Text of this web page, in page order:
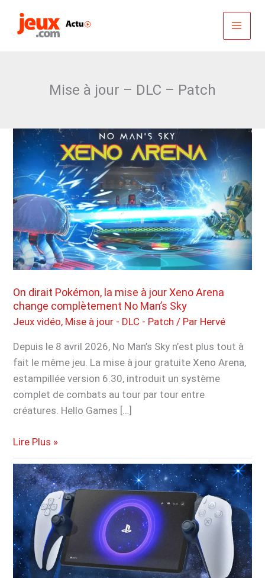
Mise à jour – DLC – Patch
On dirait Pokémon, la mise à jour Xeno Arena
change complètement No Man’s Sky
Jeux vidéo, Mise à jour - DLC - Patch / Par Hervé
Depuis le 8 avril 2026, No Man’s Sky n’est plus tout à
fait le même jeu. La mise à jour gratuite Xeno Arena,
estampillée version 6.30, introduit un système
complet de combats au tour par tour entre
créatures. Hello Games […]
On
dirait
Pokémon,
la
mise
à
jour
Xeno
Arena
Lire Plus »